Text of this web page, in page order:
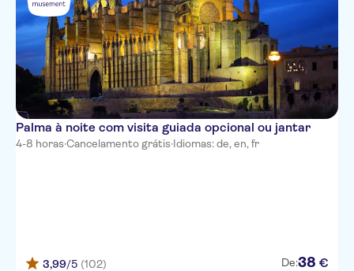
Prinsotel la Dorada
Es Baulo Petit Hotel
Bus stop cabot pollensa park
Tropical
Ses Fotges
Palma à noite com visita guiada opcional ou jantar
4-8 horas·Cancelamento grátis·Idiomas: de, en, fr
3,99/5 (102) De:38 €